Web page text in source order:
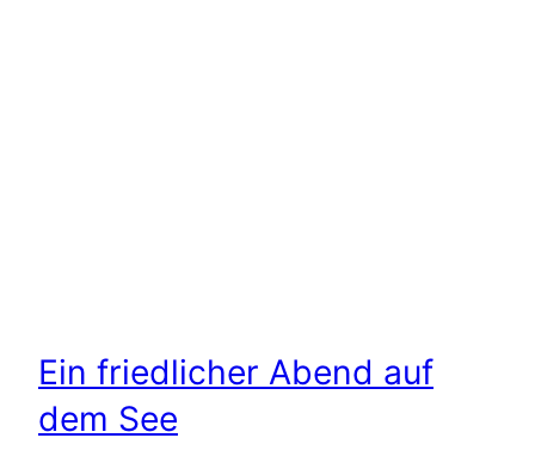
Ein friedlicher Abend auf
dem See